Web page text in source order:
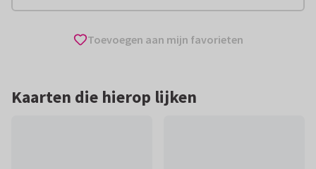
Toevoegen aan mijn favorieten
Kaarten die hierop lijken